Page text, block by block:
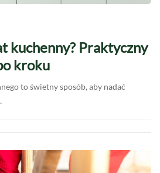
kuchenny? Praktyczny
kroku
to świetny sposób, aby nadać